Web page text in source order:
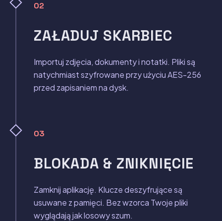
02
ZAŁADUJ SKARBIEC
Importuj zdjęcia, dokumenty i notatki. Pliki są
natychmiast szyfrowane przy użyciu AES-256
przed zapisaniem na dysk.
03
BLOKADA & ZNIKNIĘCIE
Zamknij aplikację. Klucze deszyfrujące są
usuwane z pamięci. Bez wzorca Twoje pliki
wyglądają jak losowy szum.